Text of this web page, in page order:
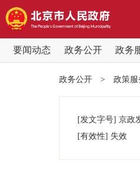
要闻动态 政务公开 政务
党中央
政务公开 > 政策服
[发文字号] 京政
[有效性] 失效